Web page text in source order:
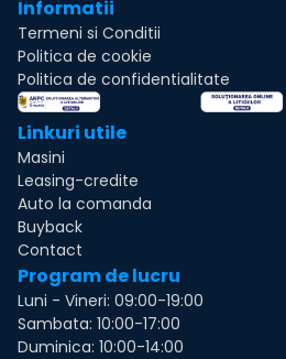
Informatii
Termeni si Conditii
Politica de cookie
Politica de confidentialitate
Linkuri utile
Masini
Leasing-credite
Auto la comanda
Buyback
Contact
Program de lucru
Luni - Vineri: 09:00-19:00
Sambata: 10:00-17:00
Duminica: 10:00-14:00